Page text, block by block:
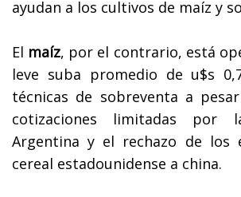
ayudan a los cultivos de maíz y
El maíz, por el contrario, está
leve suba promedio de u$s
técnicas de sobreventa a
cotizaciones limitadas por
Argentina y el rechazo de los
cereal estadounidense a china.